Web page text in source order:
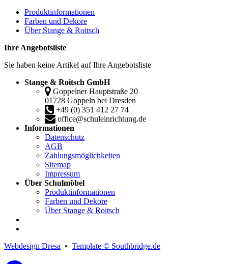
Produktinformationen
Farben und Dekore
Über Stange & Roitsch
Ihre Angebotsliste
Sie haben keine Artikel auf Ihre Angebotsliste
Stange & Roitsch GmbH
Goppelner Hauptstraße 20
01728 Goppeln bei Dresden
+49 (0) 351 412 27 74
office@schuleinrichtung.de
Informationen
Datenschutz
AGB
Zahlungsmöglichkeiten
Sitemap
Impressum
Über Schulmöbel
Produktinformationen
Farben und Dekore
Über Stange & Roitsch
Webdesign Dresa • Template © Southbridge.de